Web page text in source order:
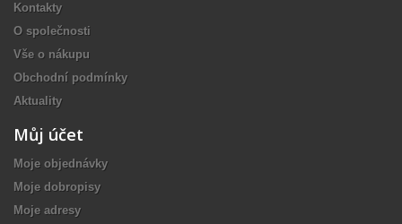
Kontakty
O společnosti
Vše o nákupu
Obchodní podmínky
Aktuality
Můj účet
Moje objednávky
Moje dobropisy
Moje adresy